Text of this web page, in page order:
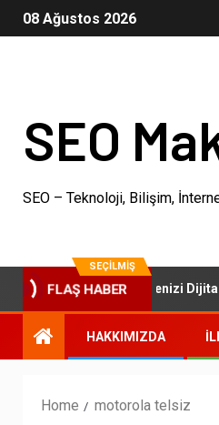
08 Ağustos 2026
SEO
SEO – Teknoloji, Bilişim,
SEÇILMIŞ
FLAŞ HABER
SEO Paketleri: İşletmenizi Dijital
HAKKIMIZDA
Home motorola telsiz